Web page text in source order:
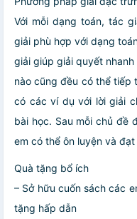
Với mỗi dạng toán, tác
giải phù hợp với dạng
giải giúp giải quyết
nào cũng đều có thể tiếp
có các ví dụ với lời giải
bài học. Sau mỗi chủ đề
em có thể ôn luyện và
Quà tặng bổ ích
– Sở hữu cuốn sách các
tặng hấp dẫn